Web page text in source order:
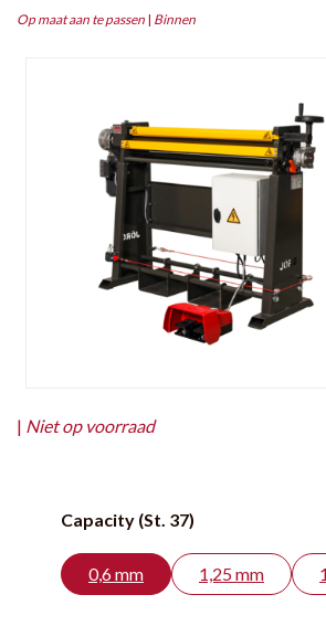
Op maat aan te passen | Binnen
| Niet op voorraad
Capacity (St. 37)
0,6 mm 1,25 mm